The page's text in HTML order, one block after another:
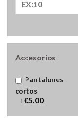
Accesorios
Pantalones
cortos
+€5.00